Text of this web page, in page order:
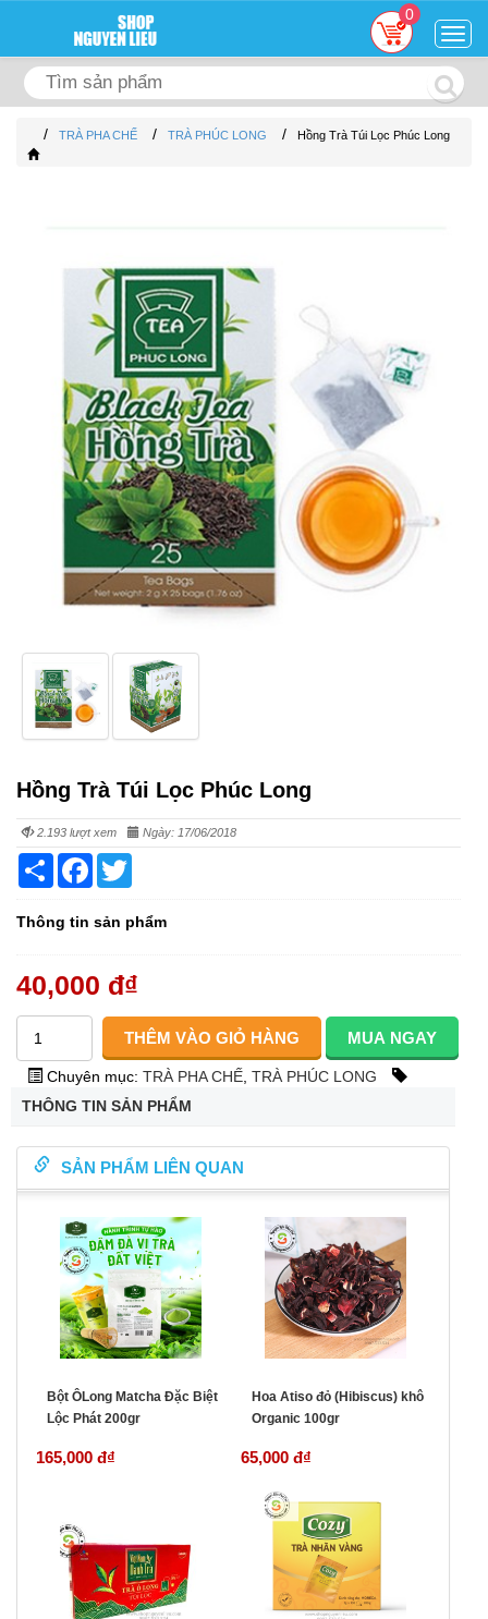
0
/ TRÀ PHA CHẾ / TRÀ PHÚC LONG / Hồng Trà Túi Lọc Phúc Long
Hồng Trà Túi Lọc Phúc Long
2.193 lượt xem Ngày: 17/06/2018
Share Facebook
Thông tin sản phẩm
40,000 đ₫
Chuyên mục: TRÀ PHA CHẾ TRÀ PHÚC LONG
THÔNG TIN SẢN PHẨM
SẢN PHẨM LIÊN QUAN
Bột ÔLong Matcha Đặc Biệt
Lộc Phát 200gr
165,000 đ₫
Hoa Atiso đỏ (Hibiscus) khô
Organic 100gr
65,000 đ₫